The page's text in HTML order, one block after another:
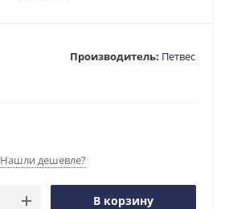
Производитель: Петвес
Нашли дешевле?
В корзину